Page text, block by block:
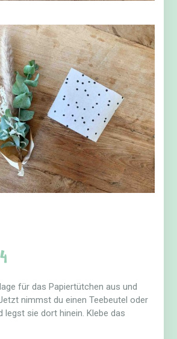
für das Papiertütchen aus und
nimmst du einen Teebeutel oder
legst sie dort hinein. Klebe das